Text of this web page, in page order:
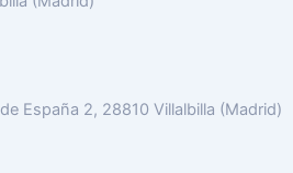
España 2, 28810 Villalbilla (Madrid)